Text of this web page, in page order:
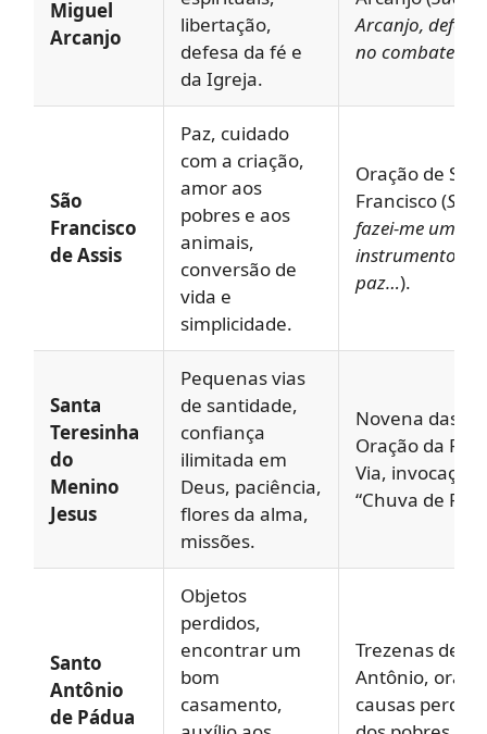
Miguel
Arcanjo
libertação,
defesa da fé e
da Igreja.
Arcanjo,
no combate…
São
Francisco
de Assis
Paz, cuidado
com a criação,
amor aos
pobres e aos
animais,
conversão de
vida e
simplicidade.
Oração de São
Francisco (
fazei-me um
instrumento de
paz…).
Santa
Teresinha
do
Menino
Jesus
Pequenas vias
de santidade,
confiança
ilimitada em
Deus, paciência,
flores da alma,
missões.
Novena das
Oração da
Via, invocação
“Chuva de
Santo
Antônio
de Pádua
Objetos
perdidos,
encontrar um
bom
casamento,
Trezenas de
Antônio,
causas